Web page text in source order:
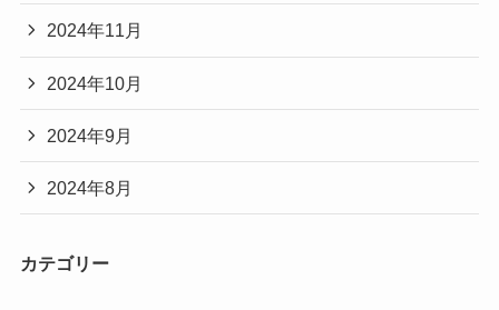
2024年11月
2024年10月
2024年9月
2024年8月
カテゴリー